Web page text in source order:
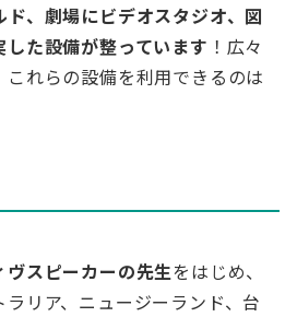
、劇場にビデオスタジオ、図
た設備が整っています ！広々
これらの設備を利用できるのは
ヴスピーカーの先生をはじめ、
リア、ニュージーランド、台